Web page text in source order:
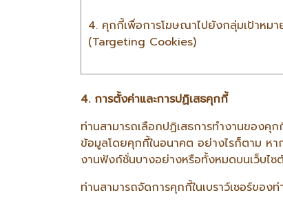
4. คุกกี้เพื่อการโฆษณาไปยังกลุ่มเป้าหมา
(Targeting Cookies)
4. การตั้งค่าและการปฏิเสธคุกกี้
ท่านสามารถเลือกปฏิเสธการทำงานของคุ
ข้อมูลโดยคุกกี้ในอนาคต อย่างไรก็ตาม หา
งานฟังก์ชั่นบางอย่างหรือทั้งหมดบนเว็บไซ
ท่านสามารถจัดการคุกกี้ในเบราว์เซอร์ขอ